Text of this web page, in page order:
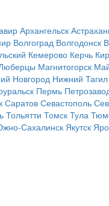
Архангельск
Волгоград Волгодонск
Кемерово Керчь
Магнитогорск
Новгород Нижний Тагил
Пермь
Саратов Севастополь
Тольятти Томск Тула
Сахалинск Якутск